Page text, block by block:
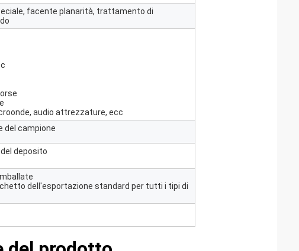
facente planarità, trattamento di
audio attrezzature, ecc
del campione
deposito
dell'esportazione standard per tutti i tipi di